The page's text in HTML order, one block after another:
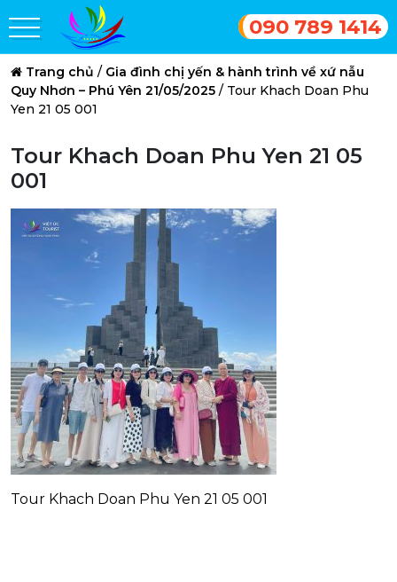
090 789 1414
Trang chủ / Gia đình chị yến & hành trình về xứ nẫu
Quy Nhơn – Phú Yên 21/05/2025 / Tour Khach Doan Phu
Yen 21 05 001
Tour Khach Doan Phu Yen 21 05
001
Tour Khach Doan Phu Yen 21 05 001